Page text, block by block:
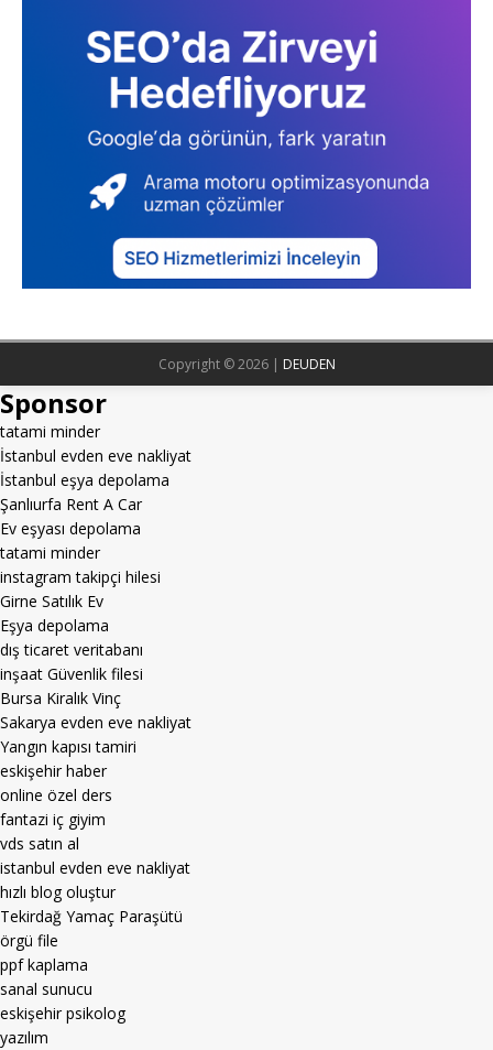
Copyright © 2026 | DEUDEN
Sponsor
tatami minder
İstanbul evden eve nakliyat
İstanbul eşya depolama
Şanlıurfa Rent A Car
Ev eşyası depolama
tatami minder
instagram takipçi hilesi
Girne Satılık Ev
Eşya depolama
dış ticaret veritabanı
inşaat Güvenlik filesi
Bursa Kiralık Vinç
Sakarya evden eve nakliyat
Yangın kapısı tamiri
eskişehir haber
online özel ders
fantazi iç giyim
vds satın al
istanbul evden eve nakliyat
hızlı blog oluştur
Tekirdağ Yamaç Paraşütü
örgü file
ppf kaplama
sanal sunucu
eskişehir psikolog
yazılım